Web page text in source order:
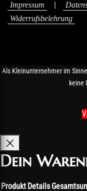
Impressum
Widerrufsbelehrung
Als Kleinunternehmer im
keine
Dein
Produkt Details